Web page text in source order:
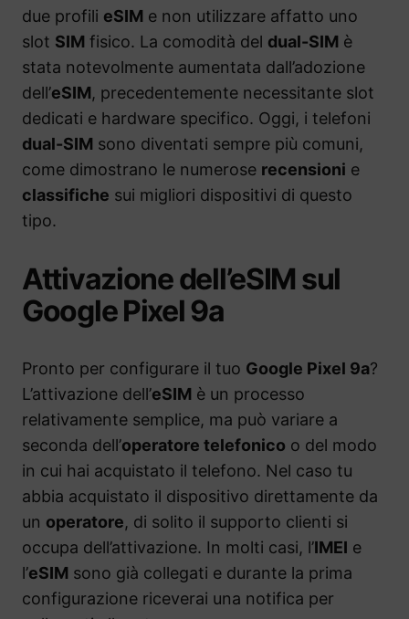
due profili eSIM e non utilizzare affatto uno
slot SIM fisico. La comodità del dual-SIM è
stata notevolmente aumentata dall’adozione
dell’eSIM, precedentemente necessitante slot
dedicati e hardware specifico. Oggi, i telefoni
dual-SIM sono diventati sempre più comuni,
come dimostrano le numerose recensioni e
classifiche sui migliori dispositivi di questo
tipo.
Attivazione dell’eSIM sul
Google Pixel 9a
Pronto per configurare il tuo Google Pixel 9a?
L’attivazione dell’eSIM è un processo
relativamente semplice, ma può variare a
seconda dell’operatore telefonico o del modo
in cui hai acquistato il telefono. Nel caso tu
abbia acquistato il dispositivo direttamente da
un operatore, di solito il supporto clienti si
occupa dell’attivazione. In molti casi, l’IMEI e
l’eSIM sono già collegati e durante la prima
configurazione riceverai una notifica per